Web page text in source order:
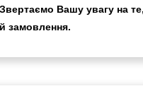
Вашу увагу на
замовлення.